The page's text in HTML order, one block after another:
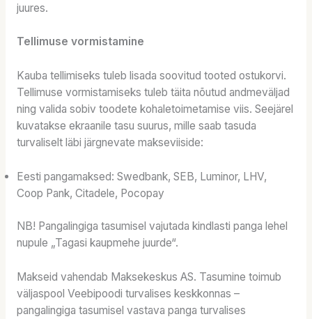
juures.
Tellimuse vormistamine
Kauba tellimiseks tuleb lisada soovitud tooted ostukorvi.
Tellimuse vormistamiseks tuleb täita nõutud andmeväljad
ning valida sobiv toodete kohaletoimetamise viis. Seejärel
kuvatakse ekraanile tasu suurus, mille saab tasuda
turvaliselt läbi järgnevate makseviiside:
Eesti pangamaksed: Swedbank, SEB, Luminor, LHV,
Coop Pank, Citadele, Pocopay
NB! Pangalingiga tasumisel vajutada kindlasti panga lehel
nupule „Tagasi kaupmehe juurde“.
Makseid vahendab Maksekeskus AS. Tasumine toimub
väljaspool Veebipoodi turvalises keskkonnas –
pangalingiga tasumisel vastava panga turvalises